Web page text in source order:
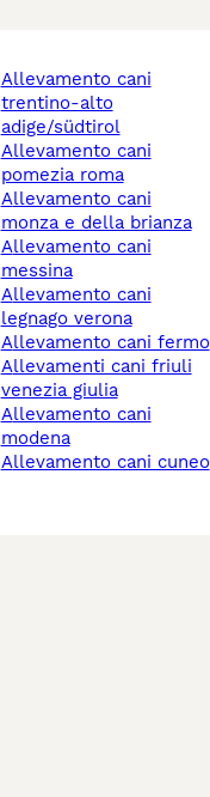
allevamento cani
trentino-alto
adige/südtirol
allevamento cani
pomezia roma
allevamento cani
monza e della brianza
allevamento cani
messina
allevamento cani
legnago verona
allevamento cani fermo
allevamenti cani friuli
venezia giulia
allevamento cani
modena
allevamento cani cuneo